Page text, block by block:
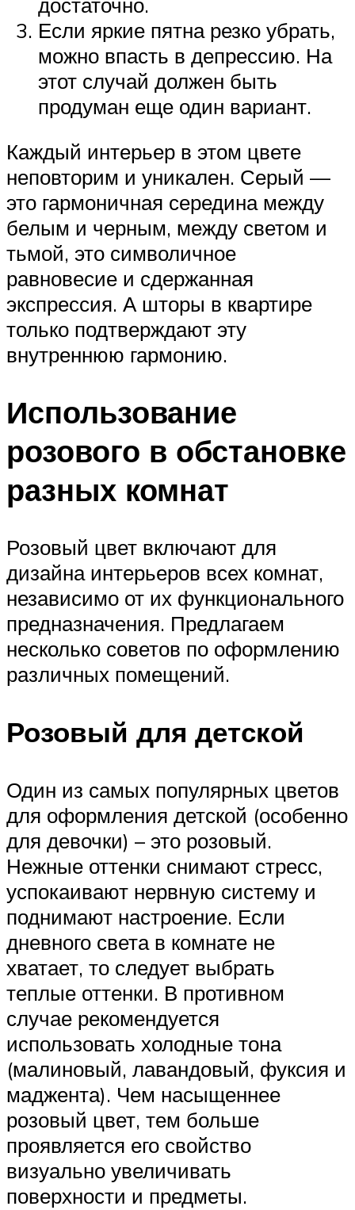
Если яркие пятна резко убрать,
можно впасть в депрессию. На
этот случай должен быть
продуман еще один вариант.
Каждый интерьер в этом цвете
неповторим и уникален. Серый —
это гармоничная середина между
белым и черным, между светом и
тьмой, это символичное
равновесие и сдержанная
экспрессия. А шторы в квартире
только подтверждают эту
внутреннюю гармонию.
Использование
розового в обстановке
разных комнат
Розовый цвет включают для
дизайна интерьеров всех комнат,
независимо от их функционального
предназначения. Предлагаем
несколько советов по оформлению
различных помещений.
Розовый для детской
Один из самых популярных цветов
для оформления детской (особенно
для девочки) – это розовый.
Нежные оттенки снимают стресс,
успокаивают нервную систему и
поднимают настроение. Если
дневного света в комнате не
хватает, то следует выбрать
теплые оттенки. В противном
случае рекомендуется
использовать холодные тона
(малиновый, лавандовый, фуксия и
маджента). Чем насыщеннее
розовый цвет, тем больше
проявляется его свойство
визуально увеличивать
поверхности и предметы.